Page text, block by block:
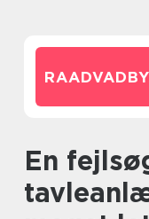
En fejlsøgning med